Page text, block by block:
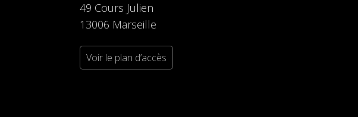
49 Cours Julien
13006 Marseille
Voir le plan d’accès